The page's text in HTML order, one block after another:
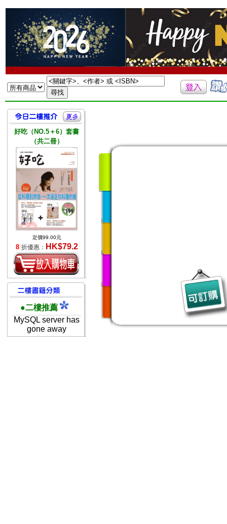
好吃（NO.5＋6）套書
（共二冊）
定價99.00元
8 折優惠： HK$79.2
●二樓推薦
MySQL server has
gone away